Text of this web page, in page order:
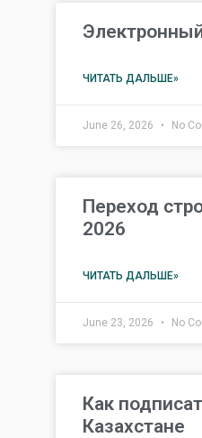
ЧИТАТЬ ДАЛЬШЕ»
June 26, 2026 No
Переход
2026
ЧИТАТЬ ДАЛЬШЕ»
June 23, 2026 No
Как
Казахстане